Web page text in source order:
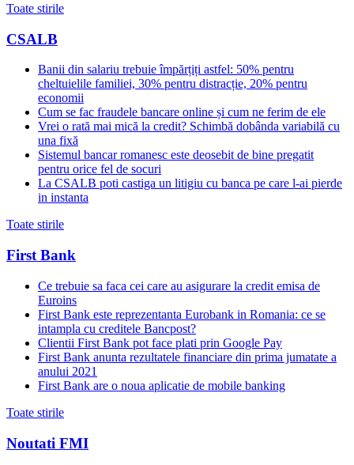
Toate stirile
CSALB
Banii din salariu trebuie împărțiți astfel: 50% pentru
cheltuielile familiei, 30% pentru distracție, 20% pentru
economii
Cum se fac fraudele bancare online și cum ne ferim de ele
Vrei o rată mai mică la credit? Schimbă dobânda variabilă cu
una fixă
Sistemul bancar romanesc este deosebit de bine pregatit
pentru orice fel de socuri
La CSALB poti castiga un litigiu cu banca pe care l-ai pierde
in instanta
Toate stirile
First Bank
Ce trebuie sa faca cei care au asigurare la credit emisa de
Euroins
First Bank este reprezentanta Eurobank in Romania: ce se
intampla cu creditele Bancpost?
Clientii First Bank pot face plati prin Google Pay
First Bank anunta rezultatele financiare din prima jumatate a
anului 2021
First Bank are o noua aplicatie de mobile banking
Toate stirile
Noutati FMI